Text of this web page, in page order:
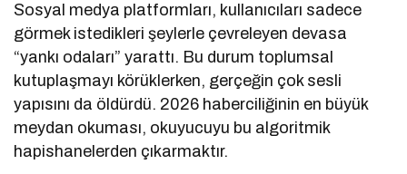
Sosyal medya platformları, kullanıcıları sadece
görmek istedikleri şeylerle çevreleyen devasa
“yankı odaları” yarattı. Bu durum toplumsal
kutuplaşmayı körüklerken, gerçeğin çok sesli
yapısını da öldürdü. 2026 haberciliğinin en büyük
meydan okuması, okuyucuyu bu algoritmik
hapishanelerden çıkarmaktır.